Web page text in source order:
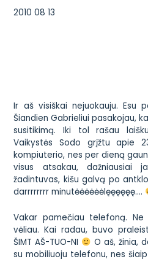
2010 08 13
Ir aš visiškai nejuokauju. Esu
Šiandien Gabrieliui pasakojau,
susitikimą. Iki tol rašau
Vaikystės Sodo grįžtu apie
kompiuterio, nes per dieną
visus atsakau, dažniausiai
žadintuvas, kišu galvą po
darrrrrrrr minutėėėėėėlęęęęęę….
Vakar pamečiau telefoną.
vėliau. Kai radau, buvo
ŠIMT AŠ-TUO-NI
O aš, žinia,
su mobiliuoju telefonu, nes